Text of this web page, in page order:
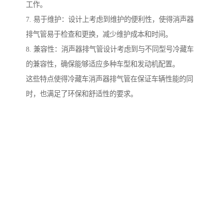
工作。
7. 易于维护：设计上考虑到维护的便利性，使得消声器
排气管易于检查和更换，减少维护成本和时间。
8. 兼容性：消声器排气管设计考虑到与不同型号冷藏车
的兼容性，确保能够适应多种车型和发动机配置。
这些特点使得冷藏车消声器排气管在保证车辆性能的同
时，也满足了环保和舒适性的要求。